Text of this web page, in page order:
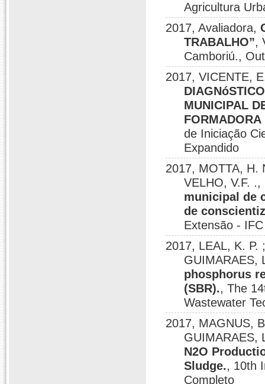
Agricultura
2017, Avaliadora,
TRABALHO”,
Camboriú.,
2017, VICENTE,
MUNICIPAL
de Iniciação
Expandido
2017, MOTTA, H.
VELHO, V.F. .,
municipal de
de
Extensão -
2017, LEAL, K. P.
GUIMARAES,
phosphorus
(SBR)., The
Wastewater
2017, MAGNUS,
GUIMARAES,
N2O
Sludge., 10th
Completo